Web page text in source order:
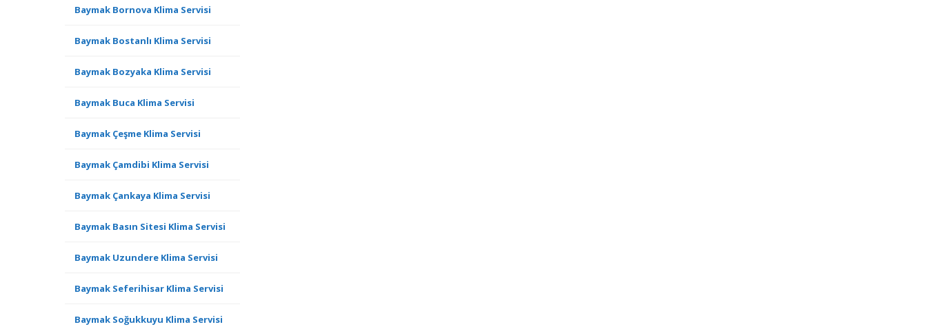
Baymak Bornova Klima Servisi
Baymak Bostanlı Klima Servisi
Baymak Bozyaka Klima Servisi
Baymak Buca Klima Servisi
Baymak Çeşme Klima Servisi
Baymak Çamdibi Klima Servisi
Baymak Çankaya Klima Servisi
Baymak Basın Sitesi Klima Servisi
Baymak Uzundere Klima Servisi
Baymak Seferihisar Klima Servisi
Baymak Soğukkuyu Klima Servisi